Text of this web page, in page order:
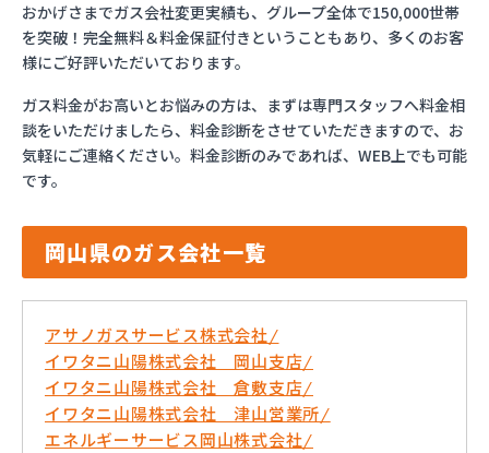
おかげさまでガス会社変更実績も、グループ全体で150,000世帯
を突破！完全無料＆料金保証付きということもあり、多くのお客
様にご好評いただいております。
ガス料金がお高いとお悩みの方は、まずは専門スタッフへ料金相
談をいただけましたら、料金診断をさせていただきますので、お
気軽にご連絡ください。料金診断のみであれば、WEB上でも可能
です。
岡山県のガス会社一覧
アサノガスサービス株式会社/
イワタニ山陽株式会社 岡山支店/
イワタニ山陽株式会社 倉敷支店/
イワタニ山陽株式会社 津山営業所/
エネルギーサービス岡山株式会社/